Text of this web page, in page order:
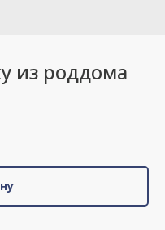
из роддома